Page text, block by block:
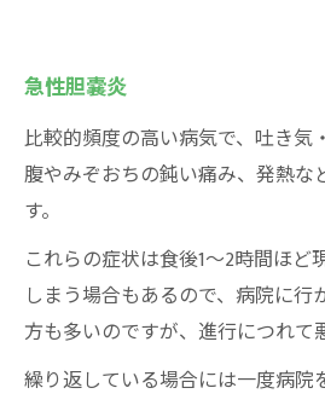
急性胆嚢炎
比較的頻度の高い病気で、吐き気
腹やみぞおちの鈍い痛み、発熱な
す。
これらの症状は食後1～2時間ほど
しまう場合もあるので、病院に行
方も多いのですが、進行につれて
繰り返している場合には一度病院